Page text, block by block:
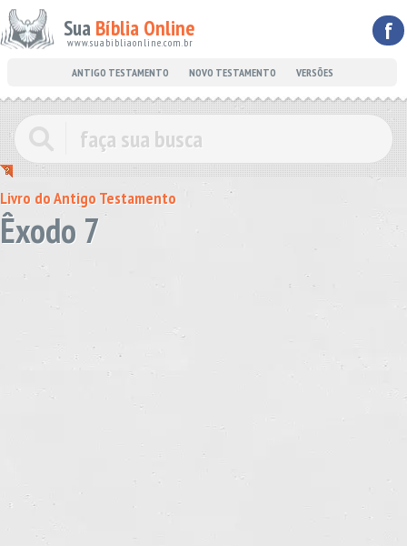
Sua Bíblia Online
www.suabibliaonline.com.br f
ANTIGO TESTAMENTO NOVO TESTAMENTO VERSÕES
Livro do Antigo Testamento
Êxodo 7